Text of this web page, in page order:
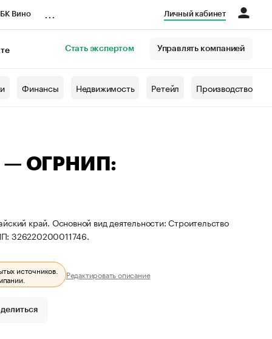
Вино Личный кабинет
Стать экспертом Управлять компанией
Финансы Недвижимость Ретейл Производство
— ОГРНИП:
край. Основной вид деятельности: Строительство
326220200011746.
источников.
Редактировать описание